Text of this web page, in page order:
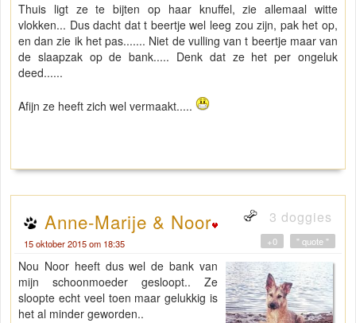
Thuis ligt ze te bijten op haar knuffel, zie allemaal witte
vlokken... Dus dacht dat t beertje wel leeg zou zijn, pak het op,
en dan zie ik het pas....... Niet de vulling van t beertje maar van
de slaapzak op de bank..... Denk dat ze het per ongeluk
deed......
Afijn ze heeft zich wel vermaakt.....
Anne-Marije & Noor 3 doggies
15 oktober 2015 om 18:35 " quote "
+0
Nou Noor heeft dus wel de bank van
mijn schoonmoeder gesloopt.. Ze
sloopte echt veel toen maar gelukkig is
het al minder geworden..